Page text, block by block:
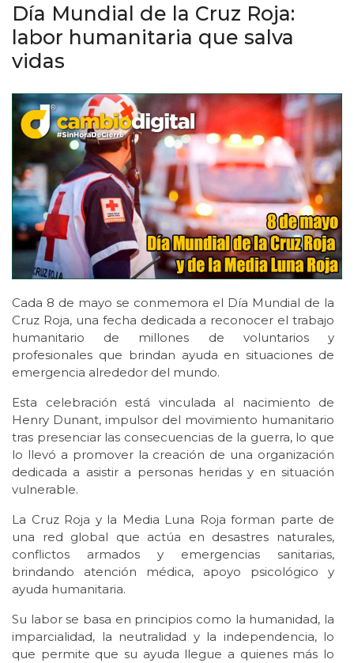
Día Mundial de la Cruz Roja:
labor humanitaria que salva
vidas
Cada 8 de mayo se conmemora el Día Mundial de la
Cruz Roja, una fecha dedicada a reconocer el trabajo
humanitario de millones de voluntarios y
profesionales que brindan ayuda en situaciones de
emergencia alrededor del mundo.
Esta celebración está vinculada al nacimiento de
Henry Dunant, impulsor del movimiento humanitario
tras presenciar las consecuencias de la guerra, lo que
lo llevó a promover la creación de una organización
dedicada a asistir a personas heridas y en situación
vulnerable.
La Cruz Roja y la Media Luna Roja forman parte de
una red global que actúa en desastres naturales,
conflictos armados y emergencias sanitarias,
brindando atención médica, apoyo psicológico y
ayuda humanitaria.
Su labor se basa en principios como la humanidad, la
imparcialidad, la neutralidad y la independencia, lo
que permite que su ayuda llegue a quienes más lo